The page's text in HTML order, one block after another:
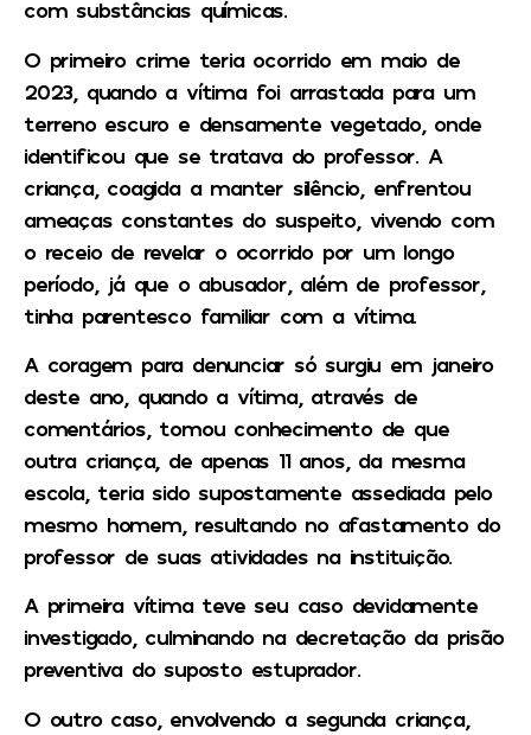
com substâncias químicas.
O primeiro crime teria ocorrido em maio de
2023, quando a vítima foi arrastada para um
terreno escuro e densamente vegetado, onde
identificou que se tratava do professor. A
criança, coagida a manter silêncio, enfrentou
ameaças constantes do suspeito, vivendo com
o receio de revelar o ocorrido por um longo
período, já que o abusador, além de professor,
tinha parentesco familiar com a vítima.
A coragem para denunciar só surgiu em janeiro
deste ano, quando a vítima, através de
comentários, tomou conhecimento de que
outra criança, de apenas 11 anos, da mesma
escola, teria sido supostamente assediada pelo
mesmo homem, resultando no afastamento do
professor de suas atividades na instituição.
A primeira vítima teve seu caso devidamente
investigado, culminando na decretação da prisão
preventiva do suposto estuprador.
O outro caso, envolvendo a segunda criança,